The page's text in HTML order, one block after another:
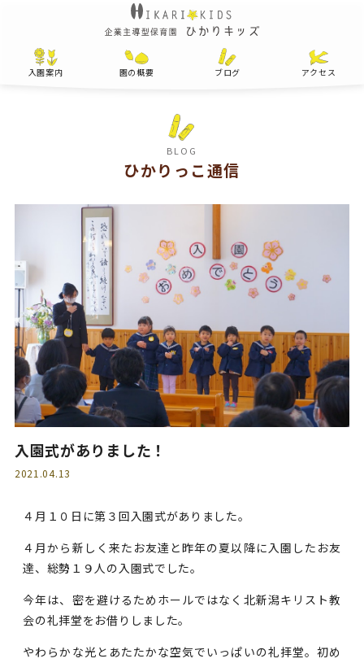
入園案内 園の概要 ブログ アクセス
BLOG
ひかりっこ通信
入園式がありました！
2021.04.13
４月１０日に第３回入園式がありました。
４月から新しく来たお友達と昨年の夏以降に入園したお友
達、総勢１９人の入園式でした。
今年は、密を避けるためホールではなく北新潟キリスト教
会の礼拝堂をお借りしました。
やわらかな光とあたたかな空気でいっぱいの礼拝堂。初め